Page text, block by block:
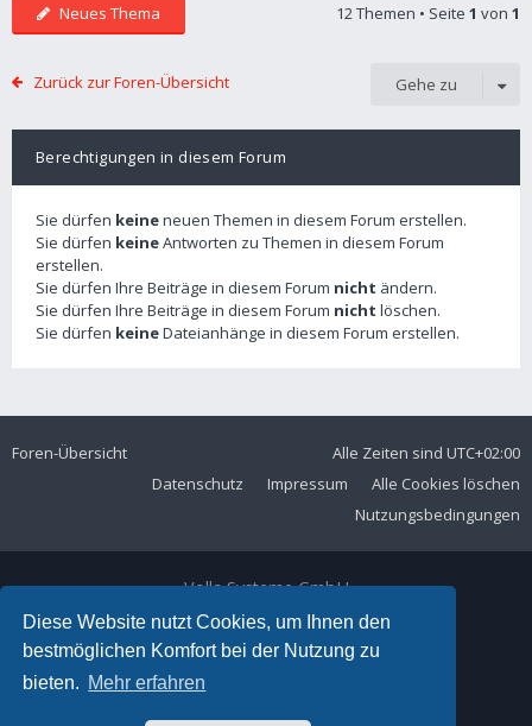
Diese Website nutzt Cookies, um Ihnen den
bestmöglichen Komfort bei der Nutzung zu
bieten. Mehr erfahren
Neues Thema 12 Themen • Seite 1 von 1
Zurück zur Foren-Übersicht Gehe zu
Berechtigungen in diesem Forum
Sie dürfen keineneuen Themen in diesem Forum erstellen.
Sie dürfen keineAntworten zu Themen in diesem Forum
erstellen.
Sie dürfen Ihre Beiträge in diesem Forum nicht ändern.
Sie dürfen Ihre Beiträge in diesem Forum nicht löschen.
Sie dürfen keineDateianhänge in diesem Forum erstellen.
Foren-Übersicht Alle Zeiten sind UTC+02:00
Alle Cookies löschen
Impressum
Datenschutz
Nutzungsbedingungen
Volla Systeme GmbH
Kölner Straße 102
42897 Remscheid
Telefon:+49 2191 59897 61
E-Mail: